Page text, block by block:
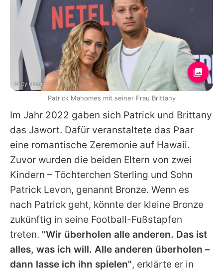
Im Jahr 2022 gaben sich Patrick und Brittany
das Jawort. Dafür veranstaltete das Paar
eine romantische Zeremonie auf Hawaii.
Zuvor wurden die beiden Eltern von zwei
Kindern – Töchterchen Sterling und Sohn
Patrick Levon, genannt Bronze. Wenn es
nach Patrick geht, könnte der kleine Bronze
zukünftig in seine Football-Fußstapfen
treten. "Wir überholen alle anderen. Das ist
alles, was ich will. Alle anderen überholen –
dann lasse ich ihn spielen", erklärte er in
Getty Images
Patrick Mahomes mit seiner Frau Brittany